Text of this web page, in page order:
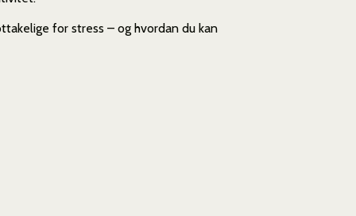
for stress – og hvordan du kan